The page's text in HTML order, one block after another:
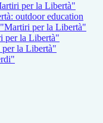
per la Libertà"
outdoor education
per la Libertà"
per la Libertà"
la Libertà"